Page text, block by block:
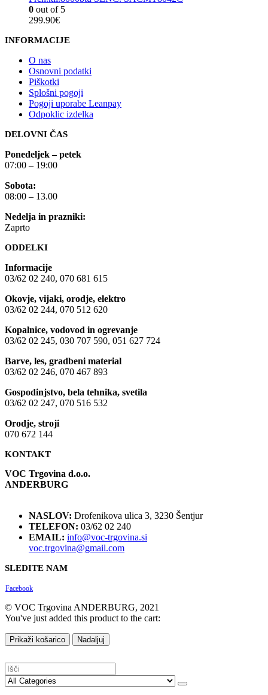
0 out of 5
299.90€
INFORMACIJE
O nas
Osnovni podatki
Piškotki
Splošni pogoji
Pogoji uporabe Leanpay
Odpoklic izdelka
DELOVNI ČAS
Ponedeljek – petek
07:00 – 19:00
Sobota:
08:00 – 13.00
Nedelja in prazniki:
Zaprto
ODDELKI
Informacije
03/62 02 240, 070 681 615
Okovje, vijaki, orodje, elektro
03/62 02 244, 070 512 620
Kopalnice, vodovod in ogrevanje
03/62 02 245, 030 707 590, 051 627 724
Barve, les, gradbeni material
03/62 02 246, 070 467 893
Gospodinjstvo, bela tehnika, svetila
03/62 02 247, 070 516 532
Orodje, stroji
070 672 144
KONTAKT
VOC Trgovina d.o.o.
ANDERBURG
NASLOV: Drofenikova ulica 3, 3230 Šentjur
TELEFON: 03/62 02 240
EMAIL: info@voc-trgovina.si
voc.trgovina@gmail.com
SLEDITE NAM
Facebook
© VOC Trgovina ANDERBURG, 2021
You've just added this product to the cart:
Prikaži košarico Nadaljuj